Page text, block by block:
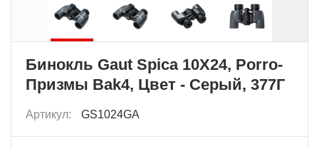
Бинокль Gaut Spica 10X24, Porro-
Призмы Bak4, Цвет - Серый, 377Г
Артикул: GS1024GA